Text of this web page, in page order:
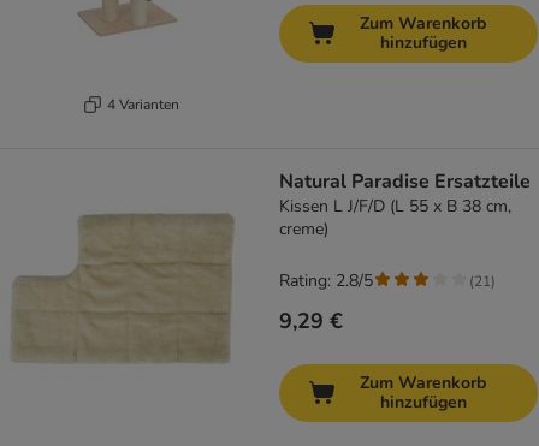
4 Varianten
Zum Warenkorb
hinzufügen
Natural Paradise Ersatzteile
Kissen L J/F/D (L 55 x B 38 cm,
creme)
9,29 €
Rating: 2.8/5 (21)
Zum Warenkorb
hinzufügen